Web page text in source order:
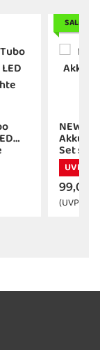
SALE 50%
Set
UVP -
99,00
(UVP: